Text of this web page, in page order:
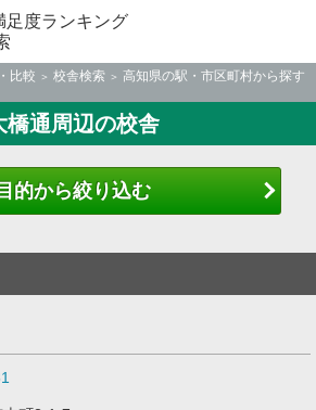
足度ランキング
比較 校舎検索
高知県の駅・市区町村から探す
橋通周辺の校舎
目的から絞り込む